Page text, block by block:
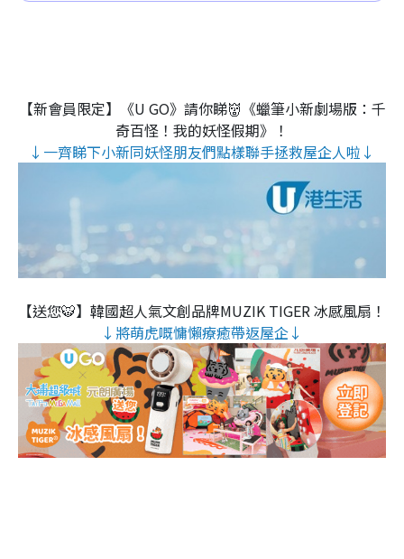
【新會員限定】《U GO》請你睇👹《蠟筆小新劇場版：千
奇百怪！我的妖怪假期》！
↓一齊睇下小新同妖怪朋友們點樣聯手拯救屋企人啦↓
【送您🐯】韓國超人氣文創品牌MUZIK TIGER 冰感風扇！
↓將萌虎嘅慵懶療癒帶返屋企↓